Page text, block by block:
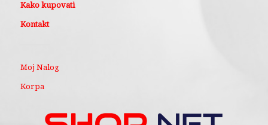
Kako kupovati
Kontakt
Moj Nalog
Korpa